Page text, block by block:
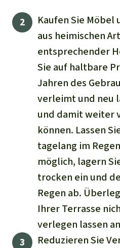
Kaufen Sie
aus heimischen
entsprechender
Sie auf haltbare
Jahren des
verleimt und neu
und damit weiter
können. Lassen
tagelang im
möglich, lagern
trocken ein und
Regen ab.
Ihrer Terrasse
verlegen lassen
Reduzieren Sie